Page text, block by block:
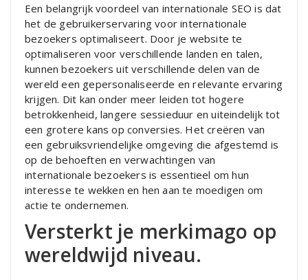
Een belangrijk voordeel van internationale SEO is dat
het de gebruikerservaring voor internationale
bezoekers optimaliseert. Door je website te
optimaliseren voor verschillende landen en talen,
kunnen bezoekers uit verschillende delen van de
wereld een gepersonaliseerde en relevante ervaring
krijgen. Dit kan onder meer leiden tot hogere
betrokkenheid, langere sessieduur en uiteindelijk tot
een grotere kans op conversies. Het creëren van
een gebruiksvriendelijke omgeving die afgestemd is
op de behoeften en verwachtingen van
internationale bezoekers is essentieel om hun
interesse te wekken en hen aan te moedigen om
actie te ondernemen.
Versterkt je merkimago op
wereldwijd niveau.